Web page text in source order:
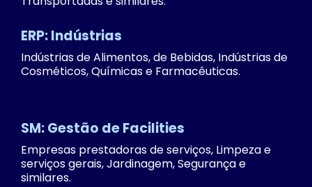
ERP: Indústrias
Indústrias de Alimentos, de Bebidas, Indústrias de
Cosméticos, Químicas e Farmacêuticas.
SM: Gestão de Facilities
Empresas prestadoras de serviços, Limpeza e
serviços gerais, Jardinagem, Segurança e
similares.